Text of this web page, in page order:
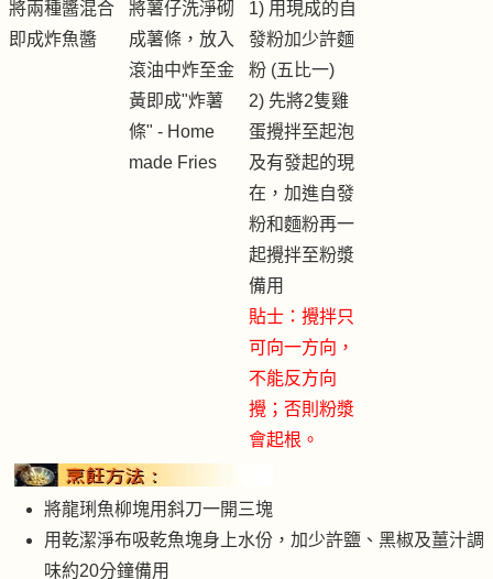
將兩種醬混合
即成炸魚醬
將薯仔洗淨砌
成薯條，放入
滾油中炸至金
黃即成"炸薯
條" - Home
made Fries
1) 用現成的自
發粉加少許麵
粉 (五比一)
2) 先將2隻雞
蛋攪拌至起泡
及有發起的現
在，加進自發
粉和麵粉再一
起攪拌至粉漿
備用
貼士：攪拌只
可向一方向，
不能反方向
攪；否則粉漿
會起根。
將龍琍魚柳塊用斜刀一開三塊
用乾潔淨布吸乾魚塊身上水份，加少許鹽、黑椒及薑汁調
味約20分鐘備用